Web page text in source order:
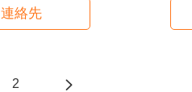
連絡先
2